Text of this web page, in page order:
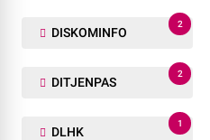
DISKOMINFO
2
DITJENPAS
2
DLHK
1